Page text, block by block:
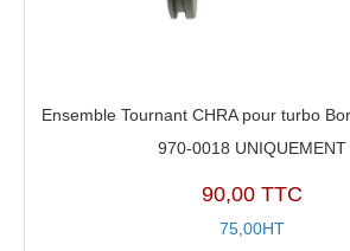
Ensemble Tournant CHRA pour turbo
970-0018 UNIQUEMENT
90,00 TTC
75,00HT